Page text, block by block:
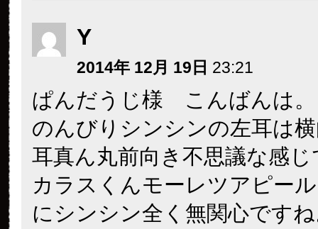
Y
2014年 12月 19日 23:21
ぱんだうじ様 こんばんは。
のんびりシンシンの左耳は
耳真ん丸前向き不思議な感じ
カラスくんモーレツアピー
にシンシン全く無関心です